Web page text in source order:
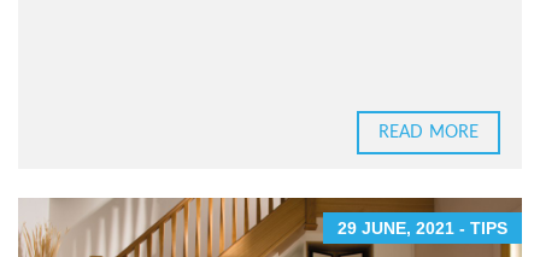
READ MORE
29 JUNE, 2021 - TIPS